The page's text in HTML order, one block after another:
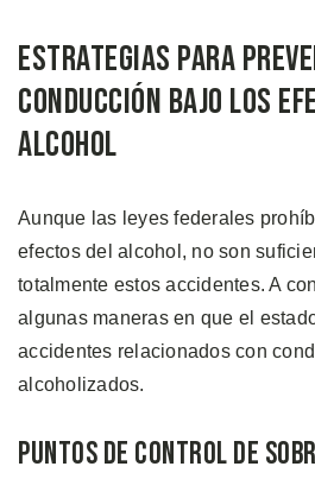
Estrategias para
Conducción Bajo los
Alcohol
Aunque las leyes federales
efectos del alcohol, no son
totalmente estos accidentes. A
algunas maneras en que el
accidentes relacionados con
alcoholizados.
Puntos de Control de